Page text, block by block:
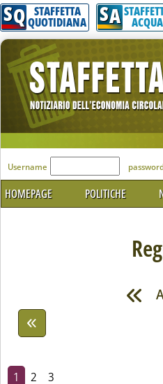
SQ STAFFETTA
QUOTIDIANA SA ACQUA
'Modulo Login per
Username
HOMEPAGE POLITICHE
1 2 3